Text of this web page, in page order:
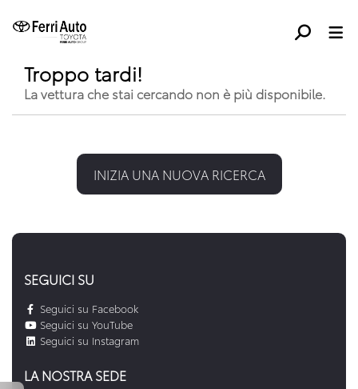
Troppo tardi!
La vettura che stai cercando non è più disponibile.
INIZIA UNA NUOVA RICERCA
SEGUICI SU
Seguici su Facebook
Seguici su YouTube
Seguici su Instagram
LA NOSTRA SEDE